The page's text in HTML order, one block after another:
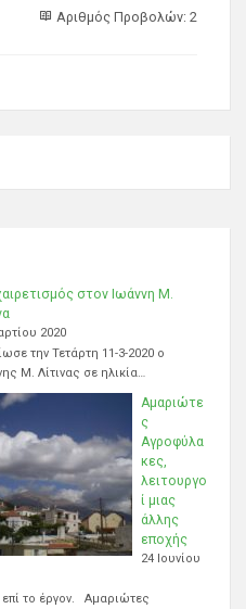
Αριθμός Προβολών: 2
στον Ιωάννη Μ.
2020
την Τετάρτη 11-3-2020 ο
Μ. Λίτινας σε ηλικία…
Αμαριώτε
ς
Αγροφύλα
κες,
λειτουργο
ί μιας
άλλης
εποχής
24 Ιουνίου
το έργον. Αμαριώτες